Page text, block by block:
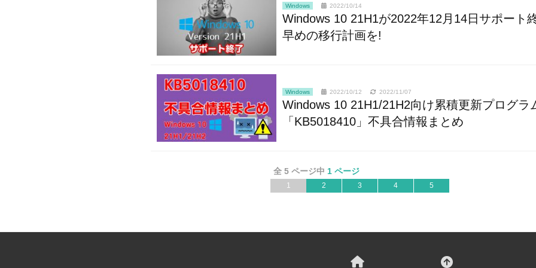
Windows 2022/10/14
Windows 10 21H1が2022年12月14日サポート
早めの移行計画を!
Windows 2022/10/12 2022/11/07
Windows 10 21H1/21H2向け累積更新プログラ
「KB5018410」不具合情報まとめ
全 5 ページ中 1 ページ
1 2 3 4 5